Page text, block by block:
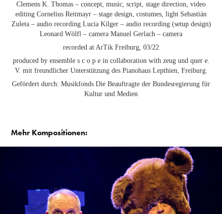
Clemens K. Thomas – concept, music, script, stage direction, video
editing Cornelius Reitmayr – stage design, costumes, light Sebastián
Zuleta – audio recording Lucia Kilger – audio recording (setup design)
Leonard Wölfl – camera Manuel Gerlach – camera
recorded at ArTik Freiburg, 03/22
produced by ensemble s c o p e in collaboration with zeug und quer e.
V. mit freundlicher Unterstützung des Pianohaus Lepthien, Freiburg.
Gefördert durch: Musikfonds Die Beauftragte der Bundesregierung für
Kultur und Medien
Mehr Kompositionen: